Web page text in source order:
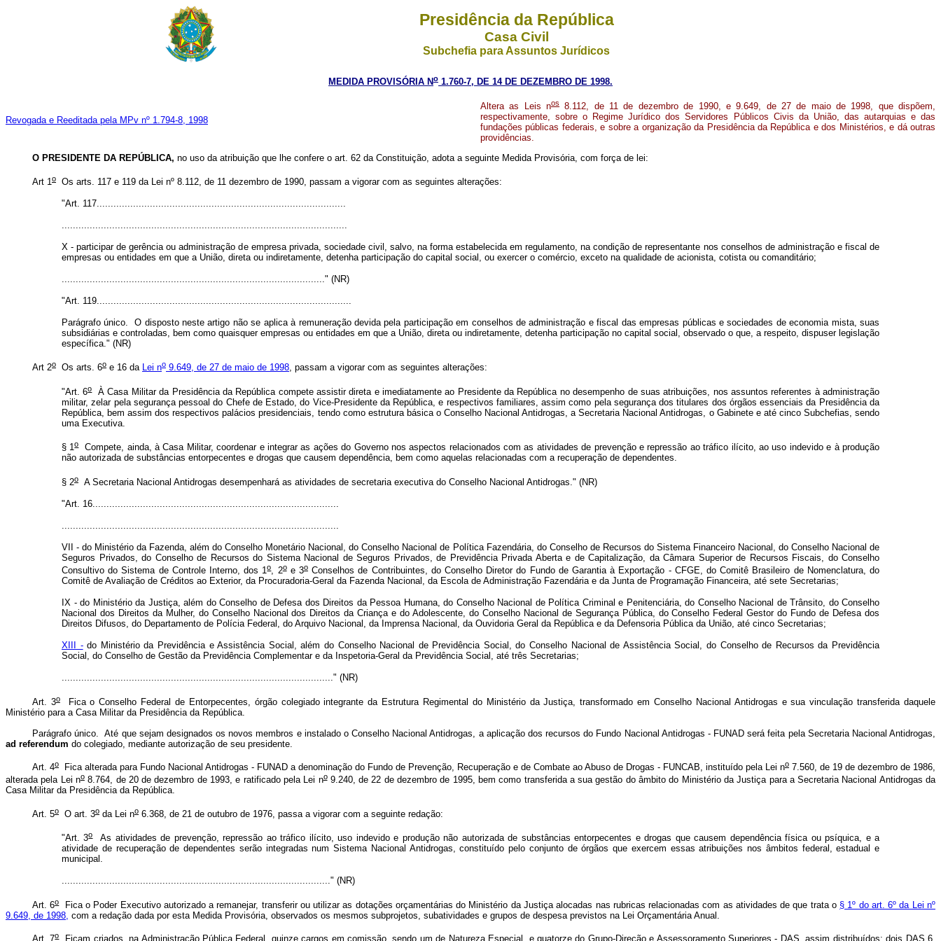
Presidência da República
Casa Civil
Subchefia para Assuntos Jurídicos
MEDIDA PROVISÓRIA No 1.760-7, DE 14 DE DEZEMBRO DE 1998.
Revogada e Reeditada pela MPv nº 1.794-8, 1998
Altera as Leis nos
8.112, de 11 de dezembro de 1990, e 9.649, de 27 de maio de 1998, que dispõem,
respectivamente, sobre o Regime Jurídico dos Servidores Públicos Civis da União, das autarquias e das
fundações públicas federais, e sobre a organização da Presidência da República e dos Ministérios, e dá outras
providências.
O PRESIDENTE DA REPÚBLICA, no uso da atribuição que lhe confere o art. 62 da Constituição, adota a seguinte Medida Provisória, com força de lei:
Art 1 o Os arts. 117 e 119 da Lei nº 8.112, de 11 dezembro de 1990, passam a vigorar com as seguintes alterações:
"Art. 117.........................................................................................
X - participar de gerência ou administração de empresa privada, sociedade civil, salvo, na forma estabelecida em regulamento, na condição de representante nos conselhos de administração e fiscal de
empresas ou entidades em que a União, direta ou indiretamente, detenha participação do capital social, ou exercer o comércio, exceto na qualidade de acionista, cotista ou comanditário;
.............................................................................................." (NR)
"Art. 119...........................................................................................
Parágrafo único. O disposto neste artigo não se aplica à remuneração devida pela participação em conselhos de administração e fiscal das empresas públicas e sociedades de economia mista, suas
subsidiárias e controladas, bem como quaisquer empresas ou entidades em que a União, direta ou indiretamente, detenha participação no capital social, observado o que, a respeito, dispuser legislação
específica." (NR)
Art 2o Os arts. 6o e 16 da Lei no 9.649, de 27 de maio de 1998, passam a vigorar com as seguintes alterações:
"Art. 6oÀ Casa Militar da Presidência da República compete assistir direta e imediatamente ao Presidente da República no desempenho de suas atribuições, nos assuntos referentes à administração
militar, zelar pela segurança pessoal do Chefe de Estado, do Vice-Presidente da República, e respectivos familiares, assim como pela segurança dos titulares dos órgãos essenciais da Presidência da
República, bem assim dos respectivos palácios presidenciais, tendo como estrutura básica o Conselho Nacional Antidrogas, a Secretaria Nacional Antidrogas, o Gabinete e até cinco Subchefias, sendo
uma Executiva.
§ 1oCompete, ainda, à Casa Militar, coordenar e integrar as ações do Governo nos aspectos relacionados com as atividades de prevenção e repressão ao tráfico ilícito, ao uso indevido e à produção
não autorizada de substâncias entorpecentes e drogas que causem dependência, bem como aquelas relacionadas com a recuperação de dependentes.
§ 2o A Secretaria Nacional Antidrogas desempenhará as atividades de secretaria executiva do Conselho Nacional Antidrogas." (NR)
"Art. 16........................................................................................
VII - do Ministério da Fazenda, além do Conselho Monetário Nacional, do Conselho Nacional de Política Fazendária, do Conselho de Recursos do Sistema Financeiro Nacional, do Conselho Nacional de
Seguros Privados, do Conselho de Recursos do Sistema Nacional de Seguros Privados, de Previdência Privada Aberta e de Capitalização, da Câmara Superior de Recursos Fiscais, do Conselho
Consultivo do Sistema de Controle Interno, dos 1o, 2oe 3o Conselhos de Contribuintes, do Conselho Diretor do Fundo de Garantia à Exportação - CFGE, do Comitê Brasileiro de Nomenclatura, do
Comitê de Avaliação de Créditos ao Exterior, da Procuradoria-Geral da Fazenda Nacional, da Escola de Administração Fazendária e da Junta de Programação Financeira, até sete Secretarias;
IX - do Ministério da Justiça, além do Conselho de Defesa dos Direitos da Pessoa Humana, do Conselho Nacional de Política Criminal e Penitenciária, do Conselho Nacional de Trânsito, do Conselho
Nacional dos Direitos da Mulher, do Conselho Nacional dos Direitos da Criança e do Adolescente, do Conselho Nacional de Segurança Pública, do Conselho Federal Gestor do Fundo de Defesa dos
Direitos Difusos, do Departamento de Polícia Federal, do Arquivo Nacional, da Imprensa Nacional, da Ouvidoria Geral da República e da Defensoria Pública da União, até cinco Secretarias;
XIII -do Ministério da Previdência e Assistência Social, além do Conselho Nacional de Previdência Social, do Conselho Nacional de Assistência Social, do Conselho de Recursos da Previdência
Social, do Conselho de Gestão da Previdência Complementar e da Inspetoria-Geral da Previdência Social, até três Secretarias;
................................................................................................." (NR)
Art. 3oFica o Conselho Federal de Entorpecentes, órgão colegiado integrante da Estrutura Regimental do Ministério da Justiça, transformado em Conselho Nacional Antidrogas e sua vinculação transferida daquele
Ministério para a Casa Militar da Presidência da República.
Parágrafo único. Até que sejam designados os novos membros e instalado o Conselho Nacional Antidrogas, a aplicação dos recursos do Fundo Nacional Antidrogas - FUNAD será feita pela Secretaria Nacional Antidrogas,
ad referendum do colegiado, mediante autorização de seu presidente.
Art. 4o Fica alterada para Fundo Nacional Antidrogas - FUNAD a denominação do Fundo de Prevenção, Recuperação e de Combate ao Abuso de Drogas - FUNCAB, instituído pela Lei no 7.560, de 19 de dezembro de 1986,
alterada pela Lei no8.764, de 20 de dezembro de 1993, e ratificado pela Lei no9.240, de 22 de dezembro de 1995, bem como transferida a sua gestão do âmbito do Ministério da Justiça para a Secretaria Nacional Antidrogas da
Casa Militar da Presidência da República.
Art. 5o O art. 3o da Lei no 6.368, de 21 de outubro de 1976, passa a vigorar com a seguinte redação:
"Art. 3oAs atividades de prevenção, repressão ao tráfico ilícito, uso indevido e produção não autorizada de substâncias entorpecentes e drogas que causem dependência física ou psíquica, e a
atividade de recuperação de dependentes serão integradas num Sistema Nacional Antidrogas, constituído pelo conjunto de órgãos que exercem essas atribuições nos âmbitos federal, estadual e
municipal.
................................................................................................" (NR)
Art. 6oFica o Poder Executivo autorizado a remanejar, transferir ou utilizar as dotações orçamentárias do Ministério da Justiça alocadas nas rubricas relacionadas com as atividades de que trata o § 1º do art. 6º da Lei nº
9.649, de 1998, com a redação dada por esta Medida Provisória, observados os mesmos subprojetos, subatividades e grupos de despesa previstos na Lei Orçamentária Anual.
Art. 7oFicam criados, na Administração Pública Federal, quinze cargos em comissão, sendo um de Natureza Especial, e quatorze do Grupo-Direção e Assessoramento Superiores - DAS, assim distribuídos: dois DAS 6,